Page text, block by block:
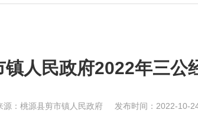
镇人民政府2022年三公
源：桃源县剪市镇人民政府 发布时间：2022-10-